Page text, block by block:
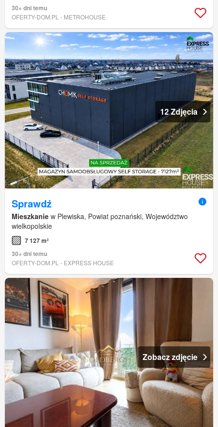
30+ dni temu
OFERTY-DOM.PL - METROHOUSE
12 Zdjęcia
Sprawdź
Mieszkanie w Plewiska, Powiat poznański, Województwo
wielkopolskie
7 127 m²
30+ dni temu
OFERTY-DOM.PL - EXPRESS HOUSE
Zobacz zdjęcie